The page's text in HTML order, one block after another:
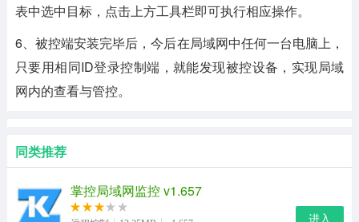
表中选中目标，点击上方工具栏即可执行相应操作。
6、被控端安装完毕后，今后在局域网中任何一台电脑上，
只要用相同ID登录控制端，就能发现被控设备，实现局域
网内的查看与管控。
同类推荐
掌控局域网监控 v1.657
进入